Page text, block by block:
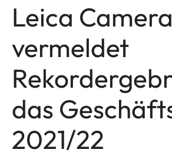
Leica
vermeldet
das
2021/22